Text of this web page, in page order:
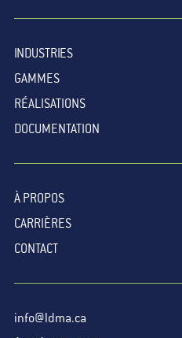
INDUSTRIES
GAMMES
RÉALISATIONS
DOCUMENTATION
À PROPOS
CARRIÈRES
CONTACT
info@ldma.ca